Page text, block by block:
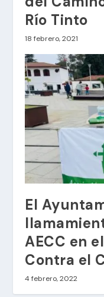
Río Tinto
18 febrero, 2021
El
AECC en
Contra el
4 febrero, 2022